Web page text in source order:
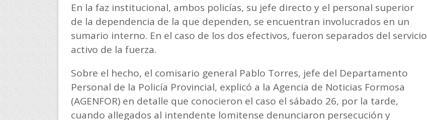
En la faz institucional, ambos policías, su jefe directo y el personal superior
de la dependencia de la que dependen, se encuentran involucrados en un
sumario interno. En el caso de los dos efectivos, fueron separados del servicio
activo de la fuerza.
Sobre el hecho, el comisario general Pablo Torres, jefe del Departamento
Personal de la Policía Provincial, explicó a la Agencia de Noticias Formosa
(AGENFOR) en detalle que conocieron el caso el sábado 26, por la tarde,
cuando allegados al intendente lomitense denunciaron persecución y